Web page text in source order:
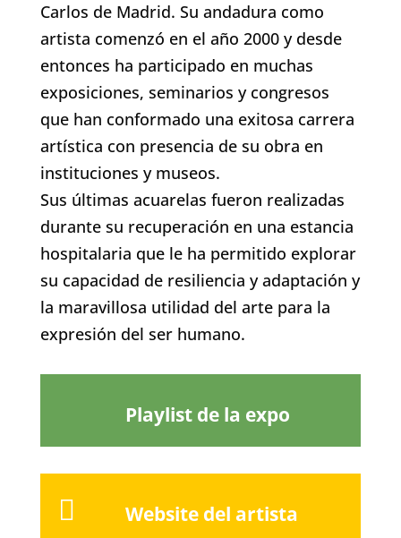
Carlos de Madrid. Su andadura como
artista comenzó en el año 2000 y desde
entonces ha participado en muchas
exposiciones, seminarios y congresos
que han conformado una exitosa carrera
artística con presencia de su obra en
instituciones y museos.
Sus últimas acuarelas fueron realizadas
durante su recuperación en una estancia
hospitalaria que le ha permitido explorar
su capacidad de resiliencia y adaptación y
la maravillosa utilidad del arte para la
expresión del ser humano.
Playlist de la expo
 Website del artista